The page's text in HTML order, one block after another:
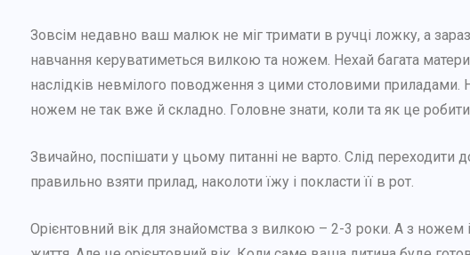
Зовсім недавно ваш малюк не міг тримати в ручці ложку, а
навчання керуватиметься вилкою та ножем. Нехай багата
наслідків невмілого поводження з цими столовими приладами.
ножем не так вже й складно. Головне знати, коли та як це
Звичайно, поспішати у цьому питанні не варто. Слід
правильно взяти прилад, наколоти їжу і покласти її в рот.
Орієнтовний вік для знайомства з вилкою – 2-3 роки. А з ножем